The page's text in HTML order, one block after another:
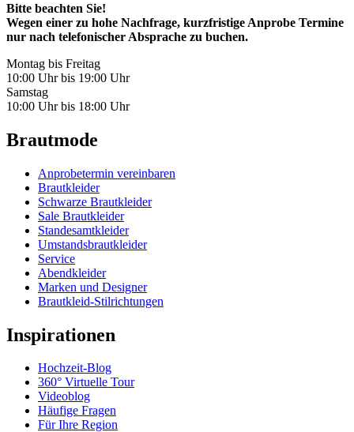
Bitte beachten Sie!
Wegen einer zu hohe Nachfrage, kurzfristige Anprobe Termine
nur nach telefonischer Absprache zu buchen.
Montag bis Freitag
10:00 Uhr bis 19:00 Uhr
Samstag
10:00 Uhr bis 18:00 Uhr
Brautmode
Anprobetermin vereinbaren
Brautkleider
Schwarze Brautkleider
Sale Brautkleider
Standesamtkleider
Umstandsbrautkleider
Service
Abendkleider
Marken und Designer
Brautkleid-Stilrichtungen
Inspirationen
Hochzeit-Blog
360° Virtuelle Tour
Videoblog
Häufige Fragen
Für Ihre Region